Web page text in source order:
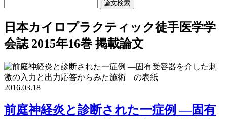
日本カイロプラクティック徒手医学学
会誌 2015年16巻 掲載論文
2016.03.18
前庭神経炎と診断された一症例 ―固有